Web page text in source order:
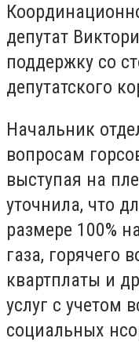
депутат
поддержку со
депутатского
Начальник
вопросам
выступая на
уточнила, что
размере 100%
газа, горячего
квартплаты и
услуг с учетом
социальных